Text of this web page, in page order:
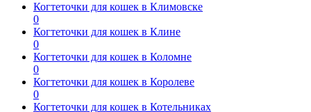
Когтеточки для кошек в Климовске
0
Когтеточки для кошек в Клине
0
Когтеточки для кошек в Коломне
0
Когтеточки для кошек в Королеве
0
Когтеточки для кошек в Котельниках